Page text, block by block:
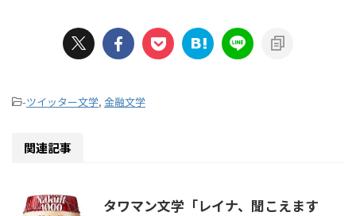
-ツイッター文学, 金融文学
関連記事
タワマン文学「レイナ、聞こえます